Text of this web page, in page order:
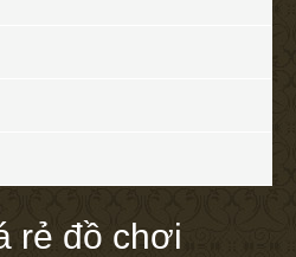
rẻ đồ chơi